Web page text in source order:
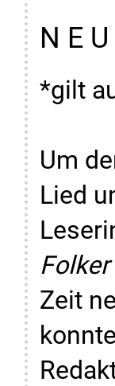
N E
*gilt
Um
Lied
Folker
Zeit